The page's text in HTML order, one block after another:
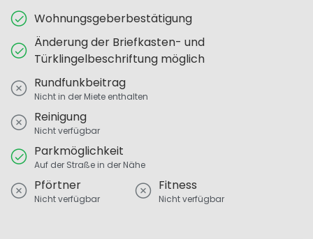
Wohnungsgeberbestätigung
Änderung der Briefkasten- und
Türklingelbeschriftung möglich
Rundfunkbeitrag
Nicht in der Miete enthalten
Reinigung
Nicht verfügbar
Parkmöglichkeit
Auf der Straße in der Nähe
Pförtner
Nicht verfügbar
Fitness
Nicht verfügbar